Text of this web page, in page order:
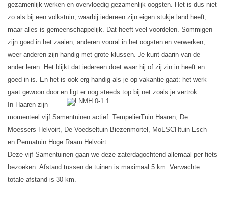
gezamenlijk werken en overvloedig gezamenlijk oogsten. Het is dus niet
zo als bij een volkstuin, waarbij iedereen zijn eigen stukje land heeft,
maar alles is gemeenschappelijk. Dat heeft veel voordelen. Sommigen
zijn goed in het zaaien, anderen vooral in het oogsten en verwerken,
weer anderen zijn handig met grote klussen. Je kunt daarin van de
ander leren. Het blijkt dat iedereen doet waar hij of zij zin in heeft en
goed in is. En het is ook erg handig als je op vakantie gaat: het werk
gaat gewoon door en ligt er nog steeds top bij net zoals je vertrok.
In Haaren zijn
momenteel vijf Samentuinen actief: TempelierTuin Haaren, De
Moessers Helvoirt, De Voedseltuin Biezenmortel, MoESCHtuin Esch
en Permatuin Hoge Raam Helvoirt.
Deze vijf Samentuinen gaan we deze zaterdagochtend allemaal per fiets
bezoeken. Afstand tussen de tuinen is maximaal 5 km. Verwachte
totale afstand is 30 km.